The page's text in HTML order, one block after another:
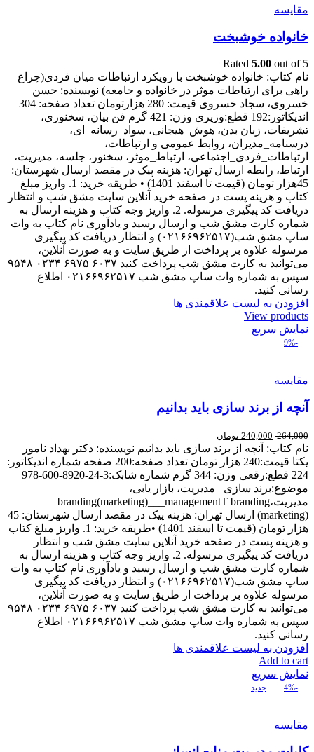
مقایسه
خانواده خوشبخت
Rated 5.00 out of 5
نام کتاب: خانواده خوشبخت با رویکرد ارتباطات میان فردی(چراغ
راهی برای ارتباطات موثر در خانواده و جامعه) نویسنده: حسن
خسروی، سجاد خسروی قیمت: 280 هزارتومان تعداد صفحه: 304
اندیکاتور:192 قطع:وزیری وزن: 421 گرم فن بیان، سخنوری،
تشریفات، زبان بدن، هوش_هیجانی، سواد_رسانه_ای،
درسنامه_مدیران، روابط عمومی و ارتباطات،
ارتباطات_فردی_اجتماعی، ارتباط_موثر، سخنور، جلسه، مدیریت،
ارتباط، رابطه ارسال تهران: هزینه پیک در مقصد ارسال شهرستان:
45هزار تومان (قیمت تا اسفند 1401) • طریقه خرید: 1. واریز مبلغ
کتاب و هزینه پست در صفحه خرید آنلاین سایت مشق شب و انتظار
دریافت کد پیگیری مرسوله. 2. واریز وجه کتاب و هزینه ارسال به
شماره کارت مشق شب و ارسال رسید و یادآوری نام کتاب به وات
ساپ مشق شب(۰۲۱۶۶۹۶۲۵۱۷) و انتظار دریافت کد پیگیری
مرسوله علاوه بر پرداخت از طریق سایت و به صورت آنلاین،
می‌توانید به کارت مشق شب پرداخت کنید ۶۰۳۷ ۶۹۷۵ ۰۲۳۴ ۹۵۴۸
سپس به شماره وات ساپ مشق شب ۰۲۱۶۶۹۶۲۵۱۷ اطلاع
رسانی کنید.
افزودن به لیست علاقمندی ها
View products
نمایش سریع
-9%
مقایسه
آنچه از برند سازی باید بدانیم
264,000
240,000 تومان
نام کتاب: آنچه از برند سازی باید بدانیم نویسنده: دکتر بهداد نامور
یکتا قیمت:240 هزار تومان تعداد صفحه:200 صفحه شماره اندیکاتور:
224 قطع:رقعی وزن: 344 گرم شماره شابک:3-24-8920-600-978
موضوع:برند سازی_ مدیریت، بازار یابی،
مدیریت،branding(marketing)___managementT branding
(marketing) ارسال تهران: هزینه پیک در مقصد ارسال شهرستان: 45
هزار تومان (قیمت تا اسفند 1401) •طریقه خرید: 1. واریز مبلغ کتاب
و هزینه پست در صفحه خرید آنلاین سایت مشق شب و انتظار
دریافت کد پیگیری مرسوله. 2. واریز وجه کتاب و هزینه ارسال به
شماره کارت مشق شب و ارسال رسید و یادآوری نام کتاب به وات
ساپ مشق شب(۰۲۱۶۶۹۶۲۵۱۷) و انتظار دریافت کد پیگیری
مرسوله علاوه بر پرداخت از طریق سایت و به صورت آنلاین،
می‌توانید به کارت مشق شب پرداخت کنید ۶۰۳۷ ۶۹۷۵ ۰۲۳۴ ۹۵۴۸
سپس به شماره وات ساپ مشق شب ۰۲۱۶۶۹۶۲۵۱۷ اطلاع
رسانی کنید.
افزودن به لیست علاقمندی ها
Add to cart
نمایش سریع
-4% جدید
مقایسه